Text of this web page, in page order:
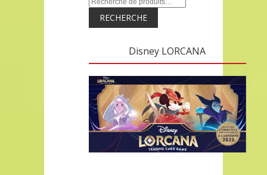
RECHERCHE
Disney LORCANA